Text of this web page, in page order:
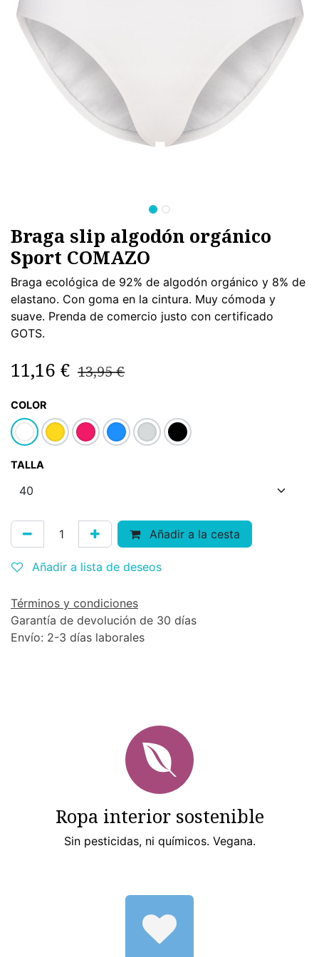
Braga slip algodón orgánico
Sport COMAZO
Braga ecológica de 92% de algodón orgánico y 8% de
elastano. Con goma en la cintura. Muy cómoda y
suave. Prenda de comercio justo con certificado
GOTS.
11,16 € 13,95€
COLOR
TALLA
Añadir a la cesta
Añadir a lista de deseos
Términos y condiciones
Garantía de devolución de 30 días
Envío: 2-3 días laborales
Ropa interior sostenible
Sin pesticidas, ni químicos. Vegana.